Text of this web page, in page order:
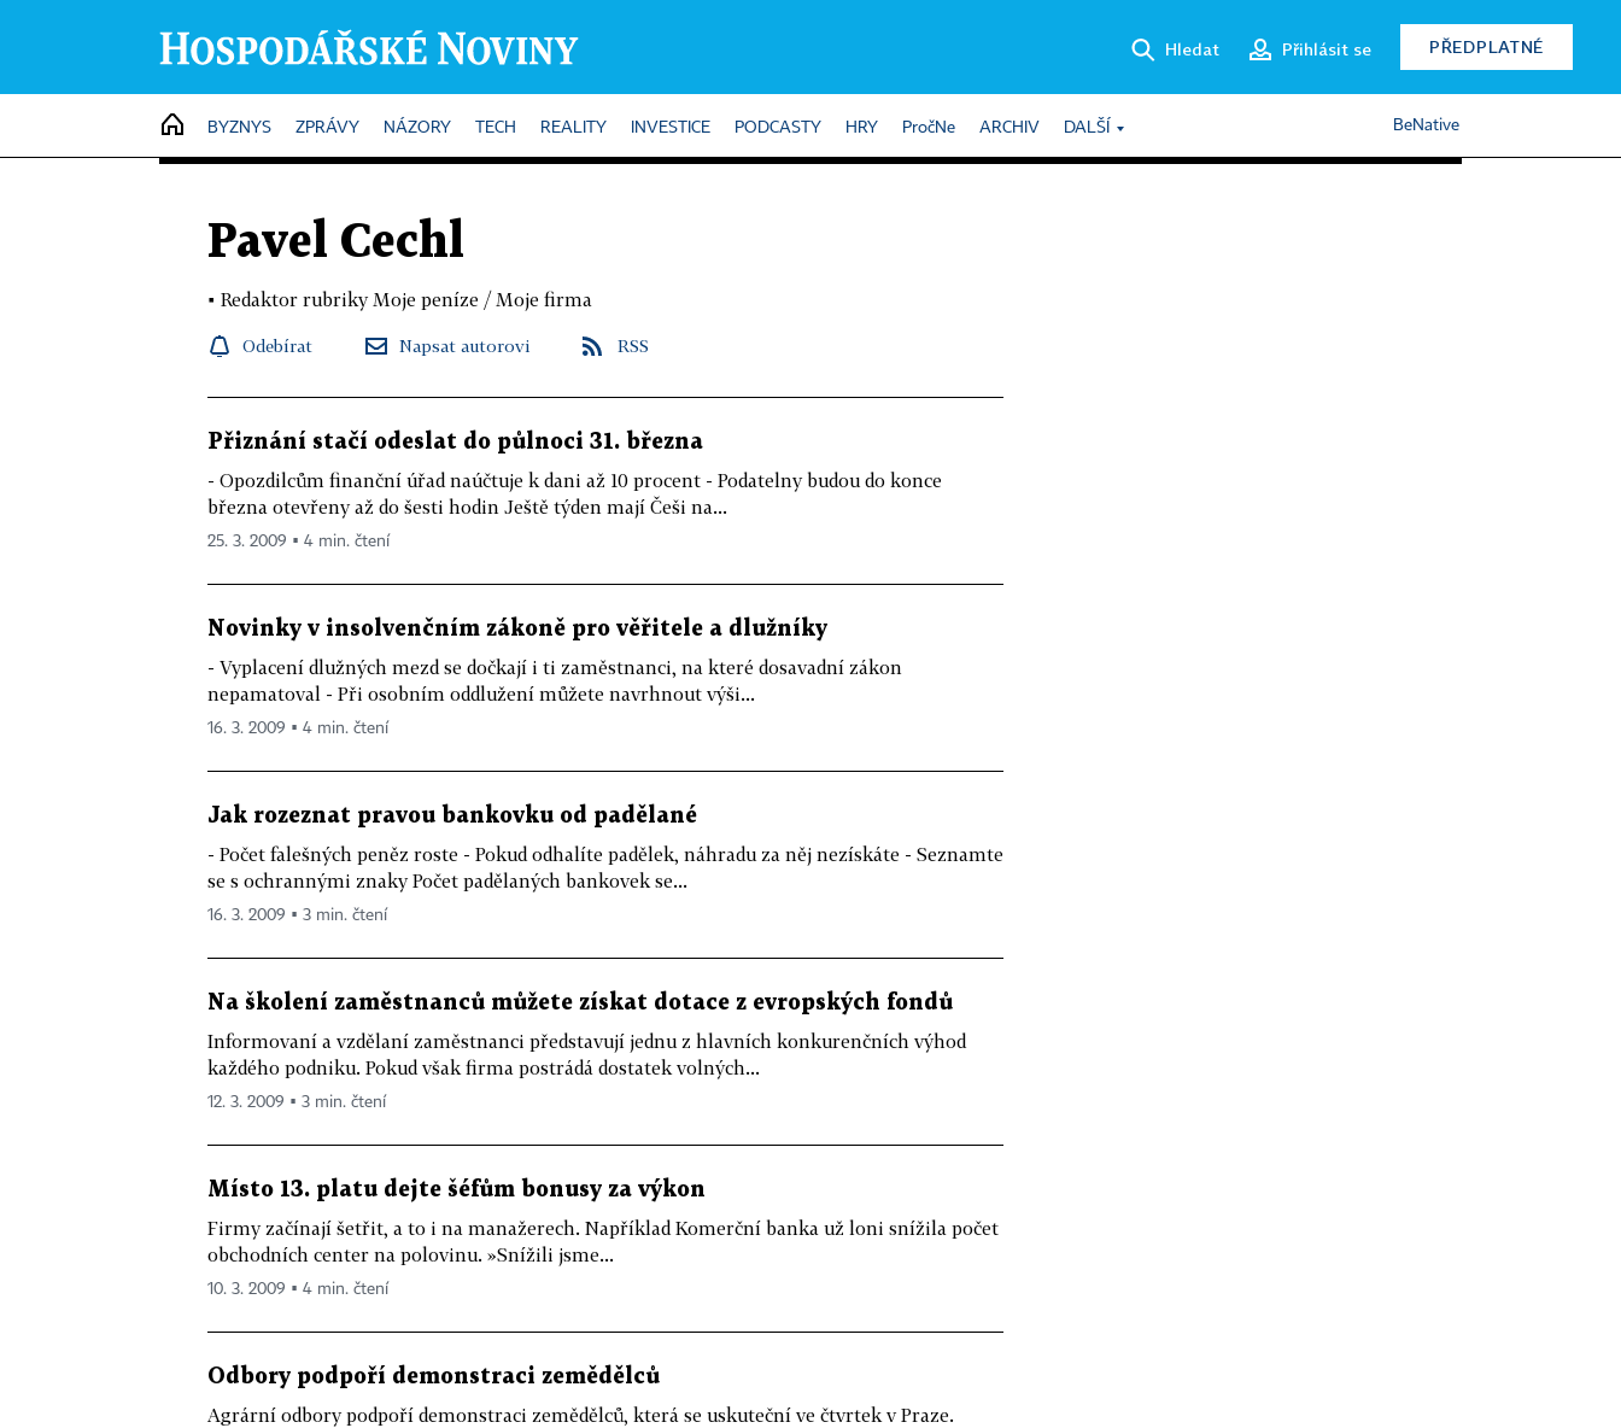
Hledat Přihlásit se PŘEDPLATNÉ
HOME
BYZNYS ZPRÁVY NÁZORY TECH REALITY INVESTICE PODCASTY HRY PročNe ARCHIV DALŠÍ BeNative
Pavel Cechl
▪ Redaktor rubriky Moje peníze / Moje firma
Odebírat Napsat autorovi RSS
Přiznání stačí odeslat do půlnoci 31. března
- Opozdilcům finanční úřad naúčtuje k dani až 10 procent - Podatelny budou do konce
března otevřeny až do šesti hodin Ještě týden mají Češi na...
25. 3. 2009 ▪ 4 min. čtení
Novinky v insolvenčním zákoně pro věřitele a dlužníky
- Vyplacení dlužných mezd se dočkají i ti zaměstnanci, na které dosavadní zákon
nepamatoval - Při osobním oddlužení můžete navrhnout výši...
16. 3. 2009 ▪ 4 min. čtení
Jak rozeznat pravou bankovku od padělané
- Počet falešných peněz roste - Pokud odhalíte padělek, náhradu za něj nezískáte - Seznamte
se s ochrannými znaky Počet padělaných bankovek se...
16. 3. 2009 ▪ 3 min. čtení
Na školení zaměstnanců můžete získat dotace z evropských fondů
Informovaní a vzdělaní zaměstnanci představují jednu z hlavních konkurenčních výhod
každého podniku. Pokud však firma postrádá dostatek volných...
12. 3. 2009 ▪ 3 min. čtení
Místo 13. platu dejte šéfům bonusy za výkon
Firmy začínají šetřit, a to i na manažerech. Například Komerční banka už loni snížila počet
obchodních center na polovinu. »Snížili jsme...
10. 3. 2009 ▪ 4 min. čtení
Odbory podpoří demonstraci zemědělců
Agrární odbory podpoří demonstraci zemědělců, která se uskuteční ve čtvrtek v Praze.